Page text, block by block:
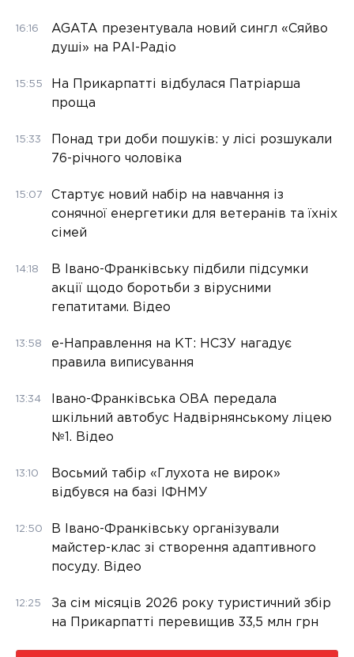
16:16
AGATA презентувала новий сингл «Сяйво
душі» на РАІ-Радіо
15:55
На Прикарпатті відбулася Патріарша
проща
15:33
Понад три доби пошуків: у лісі розшукали
76-річного чоловіка
15:07
Стартує новий набір на навчання із
сонячної енергетики для ветеранів та їхніх
сімей
14:18
В Івано-Франківську підбили підсумки
акції щодо боротьби з вірусними
гепатитами. Відео
13:58
е-Направлення на КТ: НСЗУ нагадує
правила виписування
13:34
Івано-Франківська ОВА передала
шкільний автобус Надвірнянському ліцею
№1. Відео
13:10
Восьмий табір «Глухота не вирок»
відбувся на базі ІФНМУ
12:50
В Івано-Франківську організували
майстер-клас зі створення адаптивного
посуду. Відео
12:25
За сім місяців 2026 року туристичний збір
на Прикарпатті перевищив 33,5 млн грн